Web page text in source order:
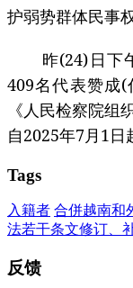
护弱势群体民事
昨(24)日下午
409名代表赞成(
《人民检察院组
自2025年7月1
Tags
入籍者 合併越南和
法若干条文修订、
反馈